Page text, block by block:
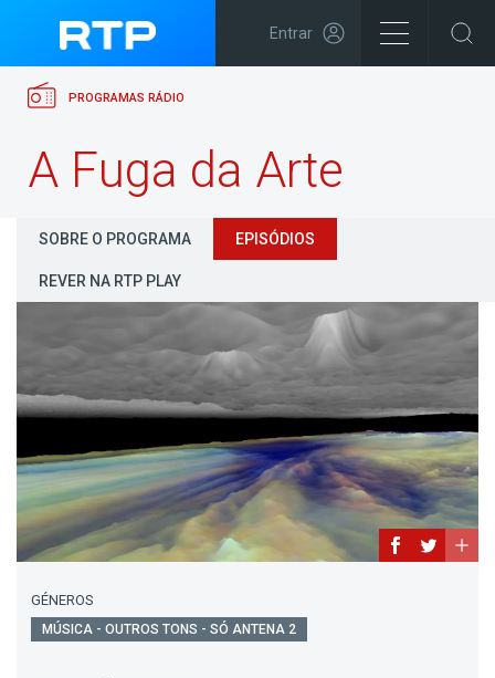
Entrar
PROGRAMAS RÁDIO
A Fuga da Arte
SOBRE O PROGRAMA EPISÓDIOS
REVER NA RTP PLAY
GÉNEROS
MÚSICA - OUTROS TONS - SÓ ANTENA 2